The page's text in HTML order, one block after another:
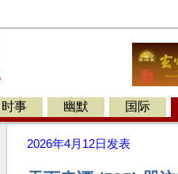
时事 幽默 国际
2026年4月12日 发表